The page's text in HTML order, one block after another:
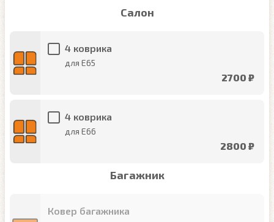
Салон
4 коврика
для E65
2700 ₽
4 коврика
для E66
2800 ₽
Багажник
Ковер багажника